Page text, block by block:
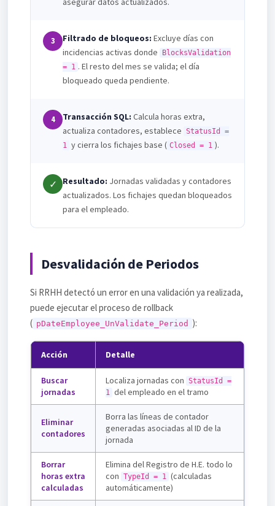
3 Filtrado de bloqueos: Excluye días con
incidencias activas donde
BlocksValidation
= 1 . El resto del mes se valida; el día
bloqueado queda pendiente.
4 Transacción SQL: Calcula horas extra,
actualiza contadores, establece StatusId =
1 y cierra los fichajes base ( Closed = 1 ).
✓ Resultado: Jornadas validadas y contadores
actualizados. Los fichajes quedan bloqueados
para el empleado.
Desvalidación de Periodos
Si RRHH detectó un error en una validación ya realizada,
puede ejecutar el proceso de rollback
( pDateEmployee_UnValidate_Period ):
Acción Detalle
Buscar
jornadas
Localiza jornadas con StatusId =
1 del empleado en el tramo
Eliminar
contadores
Borra las líneas de contador
generadas asociadas al ID de la
jornada
Borrar
horas extra
calculadas
Elimina del Registro de H.E. todo lo
con TypeId = 1 (calculadas
automáticamente)